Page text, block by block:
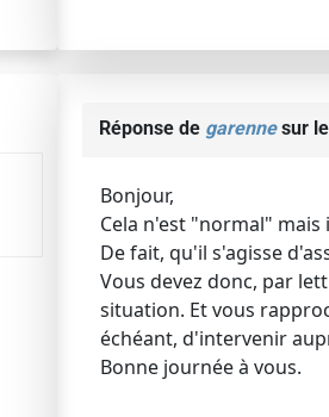
Réponse de garennesur
Bonjour,
Cela n'est "normal"
De fait, qu'il s'agisse
Vous devez donc, par
situation. Et vous
échéant, d'intervenir
Bonne journée à vous.